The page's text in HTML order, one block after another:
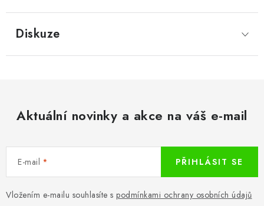
Diskuze
Aktuální novinky a akce na váš e-mail
E-mail
Vložením e-mailu souhlasíte s podmínkami ochrany osobních údajů
PŘIHLÁSIT SE